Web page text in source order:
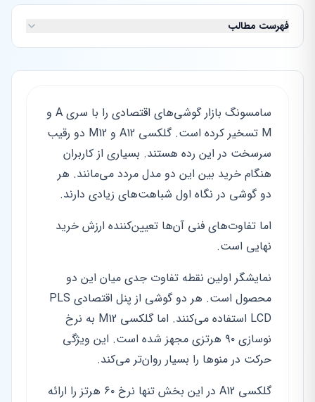
فهرست مطالب
سامسونگ بازار گوشی‌های اقتصادی را با سری A و
M تسخیر کرده است. گلکسی A12 و M12 دو رقیب
سرسخت در این رده هستند. بسیاری از کاربران
هنگام خرید بین این دو مدل مردد می‌مانند. هر
دو گوشی در نگاه اول شباهت‌های زیادی دارند.
اما تفاوت‌های فنی آن‌ها تعیین‌کننده ارزش خرید
نهایی است.
نمایشگر اولین نقطه تفاوت جدی میان این دو
محصول است. هر دو گوشی از پنل اقتصادی PLS
LCD استفاده می‌کنند. اما گلکسی M12 به نرخ
نوسازی ۹۰ هرتزی مجهز شده است. این ویژگی
حرکت در منوها را بسیار روان‌تر می‌کند.
گلکسی A12 در این بخش تنها نرخ ۶۰ هرتز را ارائه